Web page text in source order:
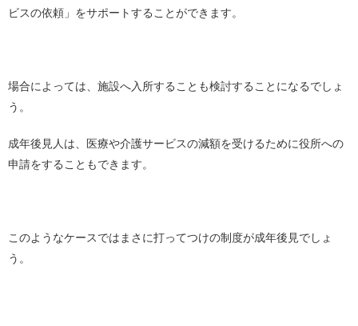
ビスの依頼」をサポートすることができます。
場合によっては、施設へ入所することも検討することになるでしょ
う。
成年後見人は、医療や介護サービスの減額を受けるために役所への
申請をすることもできます。
このようなケースではまさに打ってつけの制度が成年後見でしょ
う。